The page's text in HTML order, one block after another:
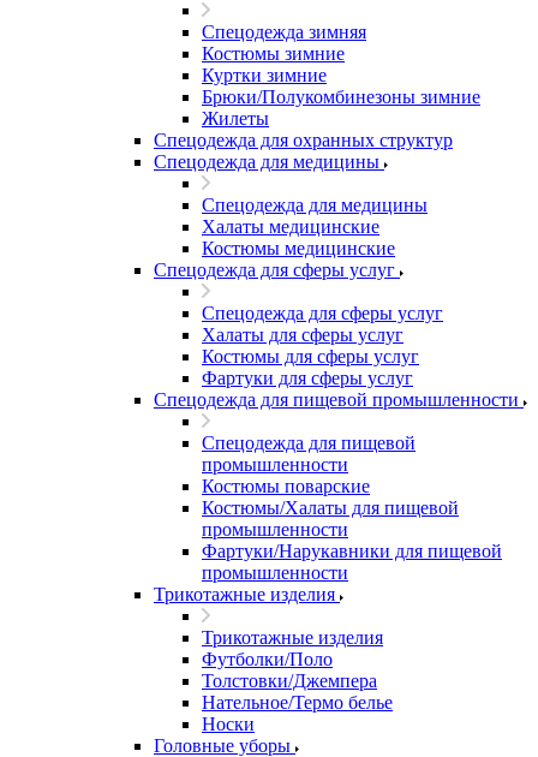
Спецодежда зимняя
Костюмы зимние
Куртки зимние
Брюки/Полукомбинезоны зимние
Жилеты
Спецодежда для охранных структур
Спецодежда для медицины
Спецодежда для медицины
Халаты медицинские
Костюмы медицинские
Спецодежда для сферы услуг
Спецодежда для сферы услуг
Халаты для сферы услуг
Костюмы для сферы услуг
Фартуки для сферы услуг
Спецодежда для пищевой промышленности
Спецодежда для пищевой
промышленности
Костюмы поварские
Костюмы/Халаты для пищевой
промышленности
Фартуки/Нарукавники для пищевой
промышленности
Трикотажные изделия
Трикотажные изделия
Футболки/Поло
Толстовки/Джемпера
Нательное/Термо белье
Носки
Головные уборы